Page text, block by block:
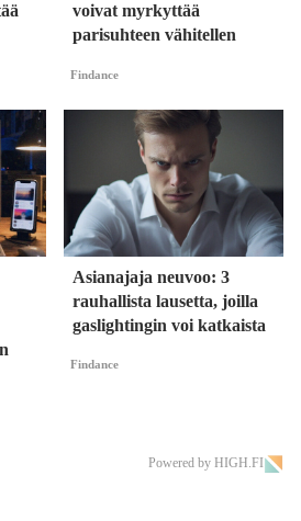
voivat myrkyttää
parisuhteen vähitellen
Findance
Asianajaja neuvoo: 3
rauhallista lausetta, joilla
gaslightingin voi katkaista
Findance
Powered by HIGH.FI